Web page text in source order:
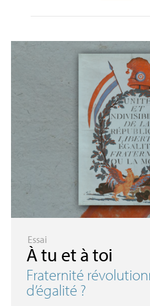
Essai
À tu et à toi
Fraternité
d’égalité ?